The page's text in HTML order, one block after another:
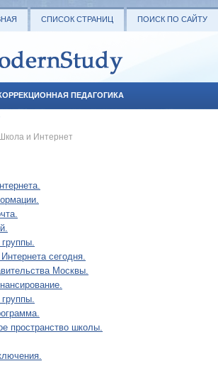
СПИСОК СТРАНИЦ ПОИСК ПО САЙТУ
ПЕДАГОГИКА
и Интернет
сегодня.
Москвы.
пространство школы.